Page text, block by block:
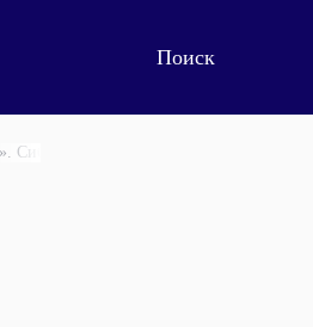
Сибирская мечта. Полный выпуск.